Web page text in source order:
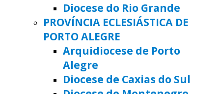
Diocese do Rio Grande
PROVÍNCIA ECLESIÁSTICA DE
PORTO ALEGRE
Arquidiocese de Porto
Alegre
Diocese de Caxias do Sul